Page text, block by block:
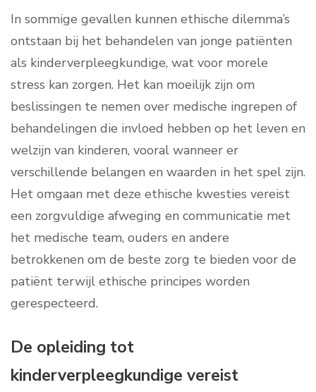
In sommige gevallen kunnen ethische dilemma’s
ontstaan bij het behandelen van jonge patiënten
als kinderverpleegkundige, wat voor morele
stress kan zorgen. Het kan moeilijk zijn om
beslissingen te nemen over medische ingrepen of
behandelingen die invloed hebben op het leven en
welzijn van kinderen, vooral wanneer er
verschillende belangen en waarden in het spel zijn.
Het omgaan met deze ethische kwesties vereist
een zorgvuldige afweging en communicatie met
het medische team, ouders en andere
betrokkenen om de beste zorg te bieden voor de
patiënt terwijl ethische principes worden
gerespecteerd.
De opleiding tot
kinderverpleegkundige vereist